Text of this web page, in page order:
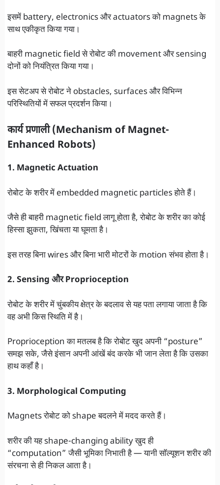
इसमें battery, electronics और actuators को magnets के
साथ एकीकृत किया गया।
बाहरी magnetic field से रोबोट की movement और sensing
दोनों को नियंत्रित किया गया।
इस सेटअप से रोबोट ने obstacles, surfaces और विभिन्न
परिस्थितियों में सफल प्रदर्शन किया।
कार्य प्रणाली (Mechanism of Magnet-
Enhanced Robots)
1. Magnetic Actuation
रोबोट के शरीर में embedded magnetic particles होते हैं।
जैसे ही बाहरी magnetic field लागू होता है, रोबोट के शरीर का कोई
हिस्सा झुकता, खिंचता या घूमता है।
इस तरह बिना wires और बिना भारी मोटरों के motion संभव होता है।
2. Sensing और Proprioception
रोबोट के शरीर में चुंबकीय क्षेत्र के बदलाव से यह पता लगाया जाता है कि
वह अभी किस स्थिति में है।
Proprioception का मतलब है कि रोबोट खुद अपनी “posture”
समझ सके, जैसे इंसान अपनी आंखें बंद करके भी जान लेता है कि उसका
हाथ कहाँ है।
3. Morphological Computing
Magnets रोबोट को shape बदलने में मदद करते हैं।
शरीर की यह shape-changing ability खुद ही
“computation” जैसी भूमिका निभाती है — यानी सॉल्यूशन शरीर की
संरचना से ही निकल आता है।